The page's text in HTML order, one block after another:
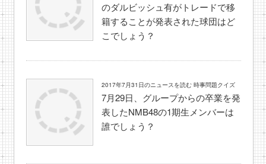
のダルビッシュ有がトレードで移
籍することが発表された球団はど
こでしょう？
2017年7月31日のニュースを読む 時事問題クイズ
7月29日、グループからの卒業を発
表したNMB48の1期生メンバーは
誰でしょう？